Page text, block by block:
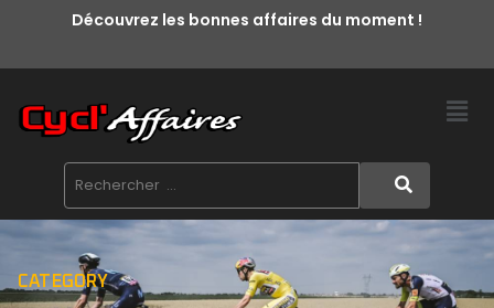
Découvrez les bonnes affaires du moment !
CATEGORY